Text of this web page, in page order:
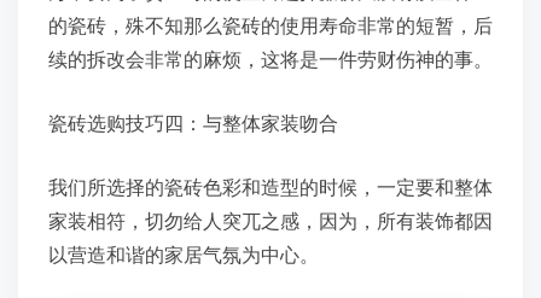
的瓷砖，殊不知那么瓷砖的使用寿命非常的短暂，后
续的拆改会非常的麻烦，这将是一件劳财伤神的事。
瓷砖选购技巧四：与整体家装吻合
我们所选择的瓷砖色彩和造型的时候，一定要和整体
家装相符，切勿给人突兀之感，因为，所有装饰都因
以营造和谐的家居气氛为中心。